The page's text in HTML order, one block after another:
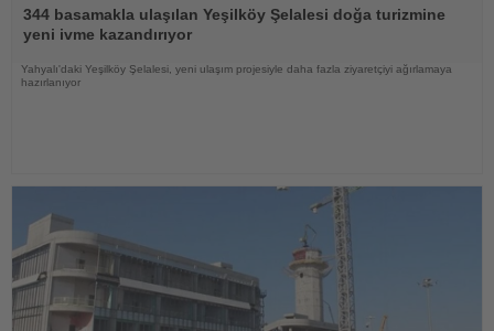
Oku
344 basamakla ulaşılan Yeşilköy Şelalesi doğa turizmine
yeni ivme kazandırıyor
Yahyalı'daki Yeşilköy Şelalesi, yeni ulaşım projesiyle daha fazla ziyaretçiyi ağırlamaya
hazırlanıyor